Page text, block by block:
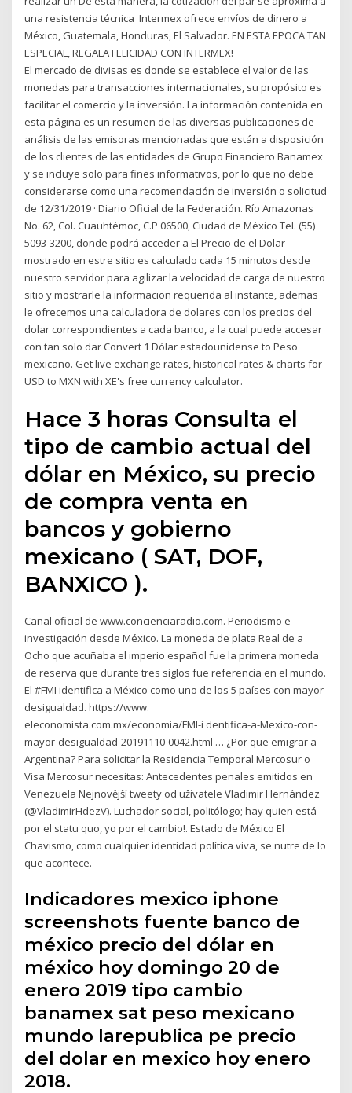
una resistencia técnica Intermex ofrece envíos de dinero a
México, Guatemala, Honduras, El Salvador. EN ESTA EPOCA TAN
ESPECIAL, REGALA FELICIDAD CON INTERMEX!
El mercado de divisas es donde se establece el valor de las
monedas para transacciones internacionales, su propósito es
facilitar el comercio y la inversión. La información contenida en
esta página es un resumen de las diversas publicaciones de
análisis de las emisoras mencionadas que están a disposición
de los clientes de las entidades de Grupo Financiero Banamex
y se incluye solo para fines informativos, por lo que no debe
considerarse como una recomendación de inversión o solicitud
de 12/31/2019 · Diario Oficial de la Federación. Río Amazonas
No. 62, Col. Cuauhtémoc, C.P 06500, Ciudad de México Tel. (55)
5093-3200, donde podrá acceder a El Precio de el Dolar
mostrado en estre sitio es calculado cada 15 minutos desde
nuestro servidor para agilizar la velocidad de carga de nuestro
sitio y mostrarle la informacion requerida al instante, ademas
le ofrecemos una calculadora de dolares con los precios del
dolar correspondientes a cada banco, a la cual puede accesar
con tan solo dar Convert 1 Dólar estadounidense to Peso
mexicano. Get live exchange rates, historical rates & charts for
USD to MXN with XE's free currency calculator.
Hace 3 horas Consulta el
tipo de cambio actual del
dólar en México, su precio
de compra venta en
bancos y gobierno
mexicano ( SAT, DOF,
BANXICO ).
Canal oficial de www.concienciaradio.com. Periodismo e
investigación desde México. La moneda de plata Real de a
Ocho que acuñaba el imperio español fue la primera moneda
de reserva que durante tres siglos fue referencia en el mundo.
El #FMI identifica a México como uno de los 5 países con mayor
desigualdad. https://www.
eleconomista.com.mx/economia/FMI-i dentifica-a-Mexico-con-
mayor-desigualdad-20191110-0042.html … ¿Por que emigrar a
Argentina? Para solicitar la Residencia Temporal Mercosur o
Visa Mercosur necesitas: Antecedentes penales emitidos en
Venezuela Nejnovější tweety od uživatele Vladimir Hernández
(@VladimirHdezV). Luchador social, politólogo; hay quien está
por el statu quo, yo por el cambio!. Estado de México El
Chavismo, como cualquier identidad política viva, se nutre de lo
que acontece.
Indicadores mexico iphone
screenshots fuente banco de
méxico precio del dólar en
méxico hoy domingo 20 de
enero 2019 tipo cambio
banamex sat peso mexicano
mundo larepublica pe precio
del dolar en mexico hoy enero
2018.